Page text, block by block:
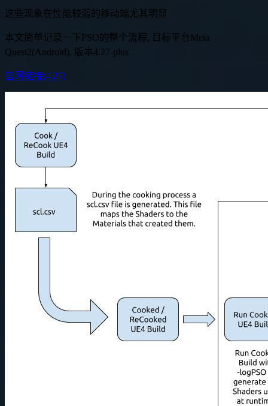
这些现象在性能较弱的移动端尤其明显
本文简单记录一下PSO的整个流程, 目标平台Meta
Quest2(Android), 版本4.27-plus
官网链接(4.27)